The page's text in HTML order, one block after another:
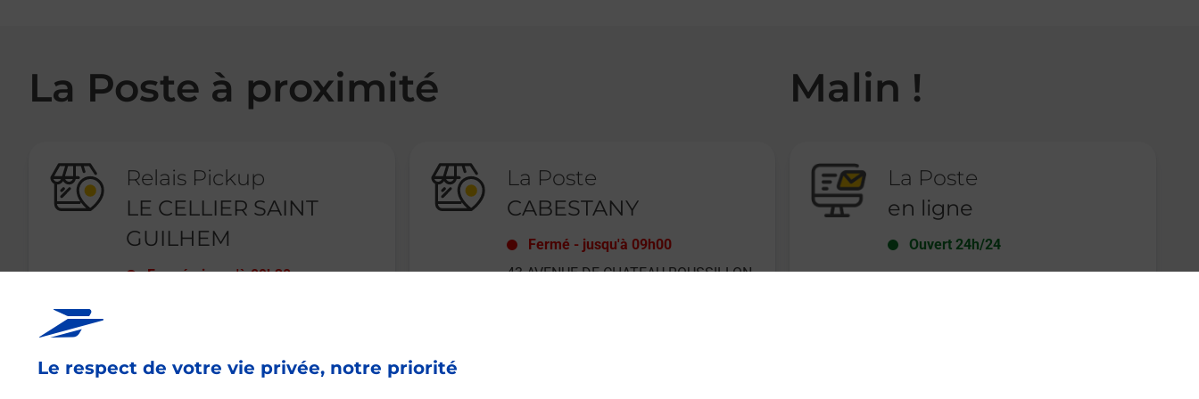
Le respect de votre vie privée, notre priorité
La Poste à proximité
Relais Pickup
LE CELLIER SAINT
GUILHEM
Fermé-jusqu'à 09h30
En savoir plus
La Poste
CABESTANY
Fermé - jusqu'à 09h00
43 AVENUE DE CHATEAU ROUSSILLON
Malin !
La Poste
en ligne
Ouvert 24h/24